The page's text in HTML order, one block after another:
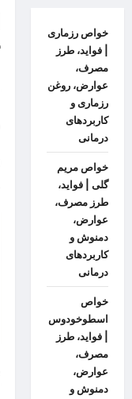
خواص رزماری
| فواید، طرز
مصرف،
عوارض، روغن
رزماری و
کاربردهای
درمانی
خواص مریم
گلی | فواید،
طرز مصرف،
عوارض،
دمنوش و
کاربردهای
درمانی
خواص
اسطوخودوس
| فواید، طرز
مصرف،
عوارض،
دمنوش و